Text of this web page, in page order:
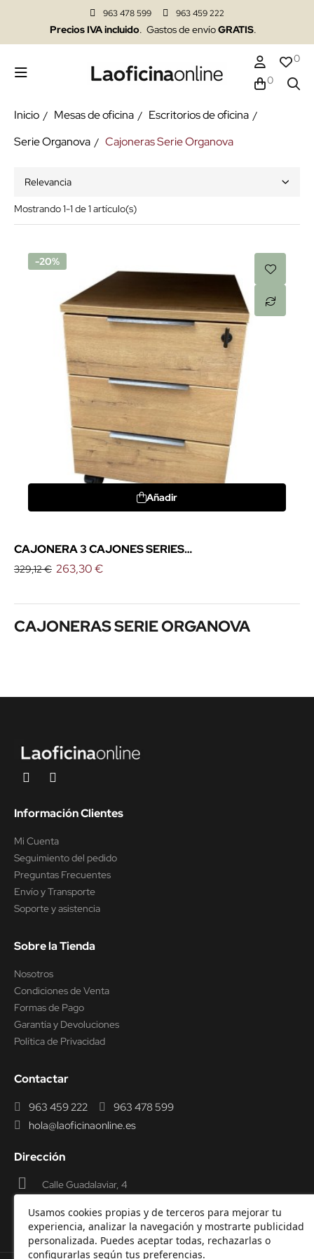
963 478 599 963 459 222
Precios IVA incluido. Gastos de envíoGRATIS.
0
0
Inicio Mesas de oficina
Escritorios de oficina
Serie Organova
Cajoneras Serie Organova
Relevancia
Mostrando 1-1 de 1 artículo(s)
-20%
Añadir
CAJONERA 3 CAJONES SERIES
PIRAMID/ORGANOVA DE EMOBOK
329,12 € 263,30 €
CAJONERAS SERIE ORGANOVA
Usamos cookies propias y de terceros para mejorar tu
experiencia, analizar la navegación y mostrarte publicidad
personalizada. Puedes aceptar todas, rechazarlas o
configurarlas según tus preferencias.
Información Clientes
Mi Cuenta
Seguimiento del pedido
Preguntas Frecuentes
Envío y Transporte
Soporte y asistencia
Sobre la Tienda
Nosotros
Condiciones de Venta
Formas de Pago
Garantía y Devoluciones
Política de Privacidad
Contactar
963 459 222
963 478 599
hola@laoficinaonline.es
Dirección
Calle Guadalaviar, 4